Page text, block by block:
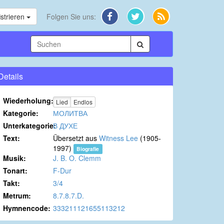
Folgen Sie uns:
Wiederholung: Lied Endlos
Kategorie:
МОЛИТВА
Unterkategorie:В ДУХЕ
Text:
Übersetzt aus Witness Lee (1905-
1997)
Biografie
Musik:
J. B. O. Clemm
Tonart:
F-Dur
Takt:
3/4
Metrum:
8.7.8.7.D.
Hymnencode: 333211121655113212